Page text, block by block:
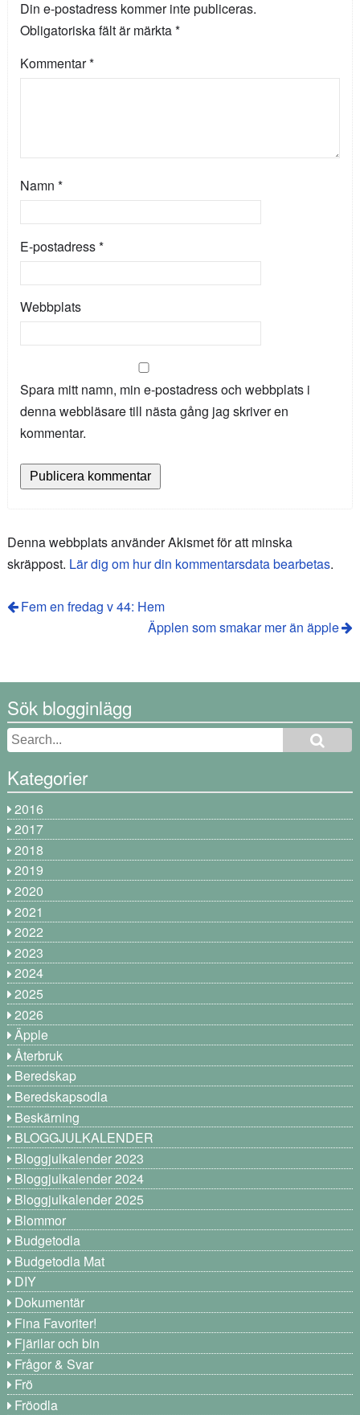
Din e-postadress kommer inte publiceras.
Obligatoriska fält är märkta*
Kommentar*
Namn *
E-postadress*
Webbplats
Spara mitt namn, min e-postadress och webbplats i
denna webbläsare till nästa gång jag skriver en
kommentar.
Denna webbplats använder Akismet för att minska
skräppost. Lär dig om hur din kommentarsdata bearbetas.
Fem en fredag v 44: Hem
Äpplen som smakar mer än äpple
Sök blogginlägg
Kategorier
2016
2017
2018
2019
2020
2021
2022
2023
2024
2025
2026
Äpple
Återbruk
Beredskap
Beredskapsodla
Beskärning
BLOGGJULKALENDER
Bloggjulkalender 2023
Bloggjulkalender 2024
Bloggjulkalender 2025
Blommor
Budgetodla
Budgetodla Mat
DIY
Dokumentär
Fina Favoriter!
Fjärilar och bin
Frågor & Svar
Frö
Fröodla